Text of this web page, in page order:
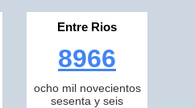
Entre Rios
8966
ocho mil novecientos
sesenta y seis